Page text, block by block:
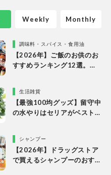
調味料・スパイス・食用油
【2026年】ご飯のお供のお
すすめランキング12選。
比較生活雑貨
【最強100均グッズ】留守中
の水やりはセリアがベスト
シャンプー
【2026年】ドラッグストア
で買えるシャンプーのおす
Weekly Monthly